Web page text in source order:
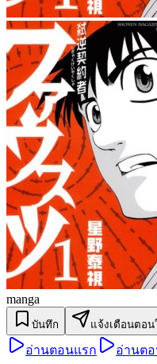
manga
บันทึก แจ้งเตือนตอน
อ่านตอนแรก อ่านต